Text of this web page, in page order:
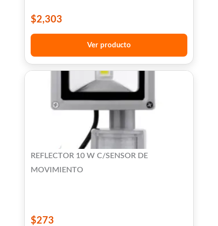
$2,303
Ver producto
REFLECTOR 10 W C/SENSOR DE
MOVIMIENTO
$273